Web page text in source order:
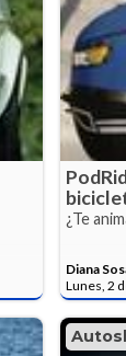
¿Te
Diana
Lunes, 2